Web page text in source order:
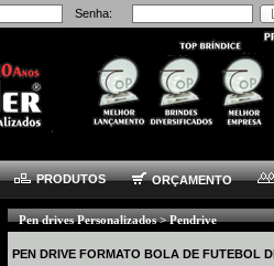
Senha:
PRODUTOS ORÇAMENTO
Pen drives Personalizados > Pendrive
PEN DRIVE FORMATO BOLA DE FUTEBOL